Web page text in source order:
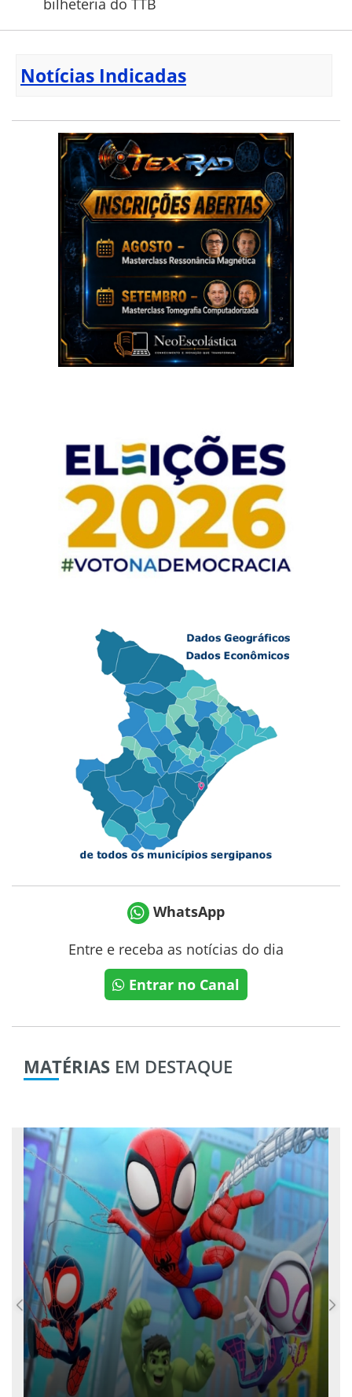
bilheteria do TTB
Notícias Indicadas
WhatsApp
Entre e receba as notícias do dia
Entrar no Canal
MATÉRIAS EM DESTAQUE